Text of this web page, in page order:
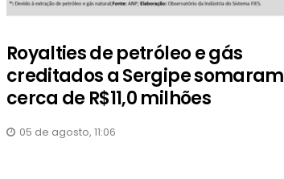
Royalties de petróleo e gás
creditados a Sergipe somaram
cerca de R$11,0 milhões
05 de agosto, 11:06